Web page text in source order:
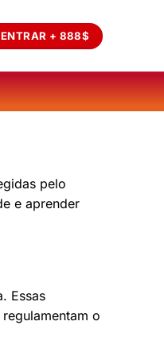
+ 888$
pelo
e aprender
Essas
o